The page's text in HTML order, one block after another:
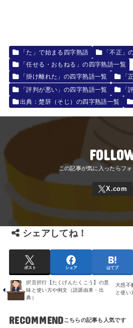
「た」で始まる四字熟語
「不正」
「任せる・おもねる」の四字熟語一覧
「掛け離れた」の四字熟語一覧
「
「評判が悪い」の四字熟語一覧
「
出典：楚辞（そじ）の四字熟語一覧
シェアしてね！
ポスト シェア はてブ
択言択行【たくげんたくこう】の意
味と使い方や例文（語源由来・出
典）
大惑不
と使い
RECOMMEND